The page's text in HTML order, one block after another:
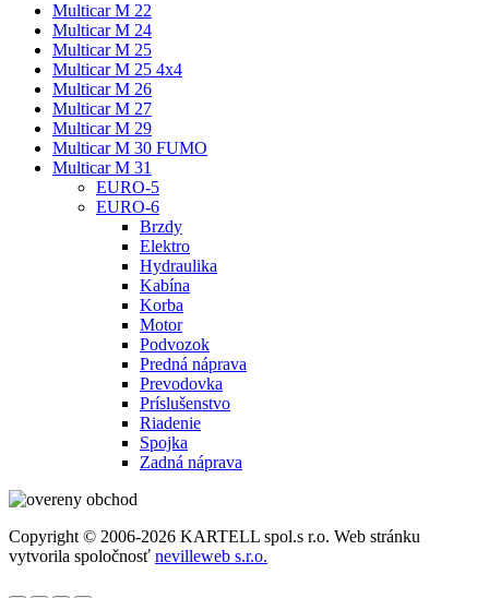
Multicar M 22
Multicar M 24
Multicar M 25
Multicar M 25 4x4
Multicar M 26
Multicar M 27
Multicar M 29
Multicar M 30 FUMO
Multicar M 31
EURO-5
EURO-6
Brzdy
Elektro
Hydraulika
Kabína
Korba
Motor
Podvozok
Predná náprava
Prevodovka
Príslušenstvo
Riadenie
Spojka
Zadná náprava
Copyright © 2006-2026 KARTELL spol.s r.o. Web stránku
vytvorila spoločnosť nevilleweb s.r.o.